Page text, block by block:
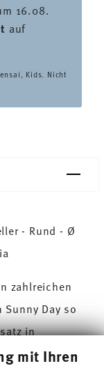
mit Ihren
16.08.
auf
Kids. Nicht
- Rund - Ø
zahlreichen
Day so
in
Auf
sorgt Sunny